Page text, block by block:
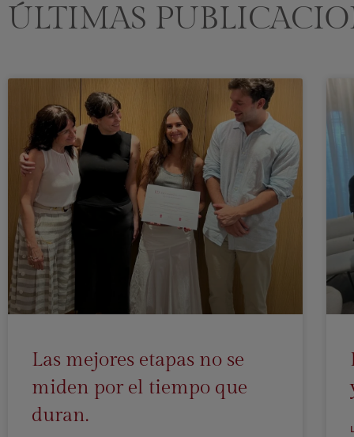
ÚLTIMAS
Las mejores etapas no se
miden por el tiempo que
duran.